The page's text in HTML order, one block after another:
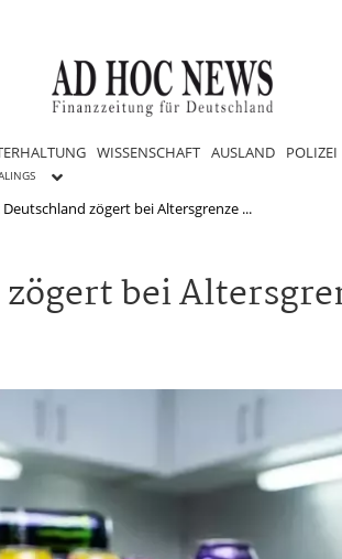
WISSENSCHAFT AUSLAND POLIZEI
zögert bei Altersgrenze ...
bei